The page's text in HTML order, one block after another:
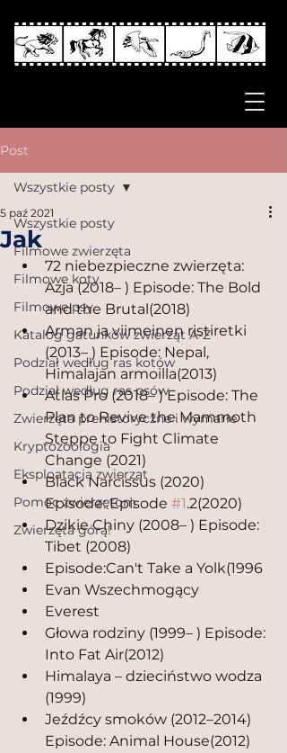
Post
Wszystkie posty
Filmowe zwierzęta
Filmowe koty
Filmowe psy
Katalog gatunków zwierząt A-Z
Podział według ras kotów
Podział według ras psów
Zwierzęta prehistoryczne i wymarłe
Kryptozoologia
Eksploatacja zwierząt
Pomoc zwierzętom
Zwierzęta górą!
Wszystkie posty
Jak
5 paź 2021
72 niebezpieczne zwierzęta:
Azja (2018– ) Episode: The Bold
and the Brutal(2018)
Arman ja viimeinen ristiretki
(2013– ) Episode: Nepal,
Himalajan armoilla(2013)
Atlas Pro (2018– ) Episode: The
Plan to Revive the Mammoth
Steppe to Fight Climate
Change (2021)
Black Narcissus (2020)
Episode: Episode #1.2(2020)
Dzikie Chiny (2008– ) Episode:
Tibet (2008)
Episode:Can't Take a Yolk(1996
Evan Wszechmogący
Everest
Głowa rodziny (1999– ) Episode:
Into Fat Air(2012)
Himalaya – dzieciństwo wodza
(1999)
Jeźdźcy smoków (2012–2014)
Episode: Animal House(2012)